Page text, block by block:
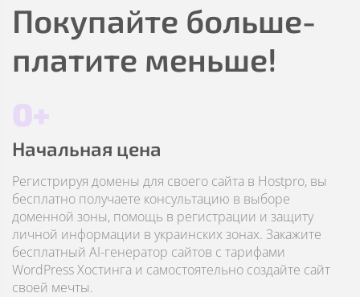
Покупайте больше-
платите меньше!
0+
Начальная цена
Регистрируя домены для своего сайта в Hostpro, вы
бесплатно получаете консультацию в выборе
доменной зоны, помощь в регистрации и защиту
личной информации в украинских зонах. Закажите
бесплатный AI-генератор сайтов с тарифами
WordPress Хостинга и самостоятельно создайте сайт
своей мечты.